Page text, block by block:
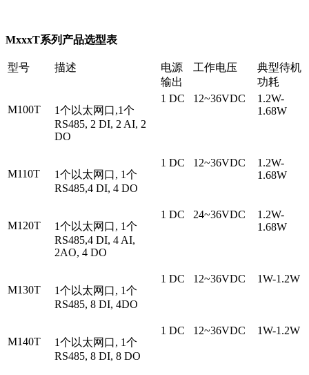
MxxxT系列产品选型表
型号 描述
电源
输出
工作电压
典型待机
功耗
M100T
1个以太网口,1个
RS485, 2 DI, 2 AI, 2
DO
1 DC 12~36VDC
1.2W-
1.68W
M110T
1个以太网口, 1个
RS485,4 DI, 4 DO
1 DC 12~36VDC
1.2W-
1.68W
M120T
1个以太网口, 1个
RS485,4 DI, 4 AI,
2AO, 4 DO
1 DC 24~36VDC
1.2W-
1.68W
M130T
1个以太网口, 1个
RS485, 8 DI, 4DO
1 DC 12~36VDC 1W-1.2W
M140T
1个以太网口, 1个
RS485, 8 DI, 8 DO
1 DC 12~36VDC 1W-1.2W